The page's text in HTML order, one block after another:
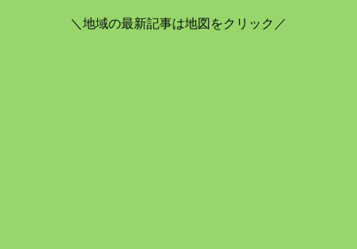
＼地域の最新記事は地図をクリック／